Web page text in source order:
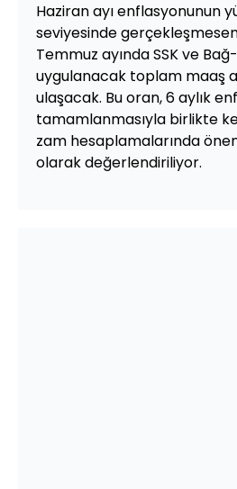
Haziran ayı enflasyonunun
seviyesinde
Temmuz ayında SSK ve
uygulanacak toplam maaş
ulaşacak. Bu oran, 6 aylık
tamamlanmasıyla birlikte
zam hesaplamalarında
olarak değerlendiriliyor.